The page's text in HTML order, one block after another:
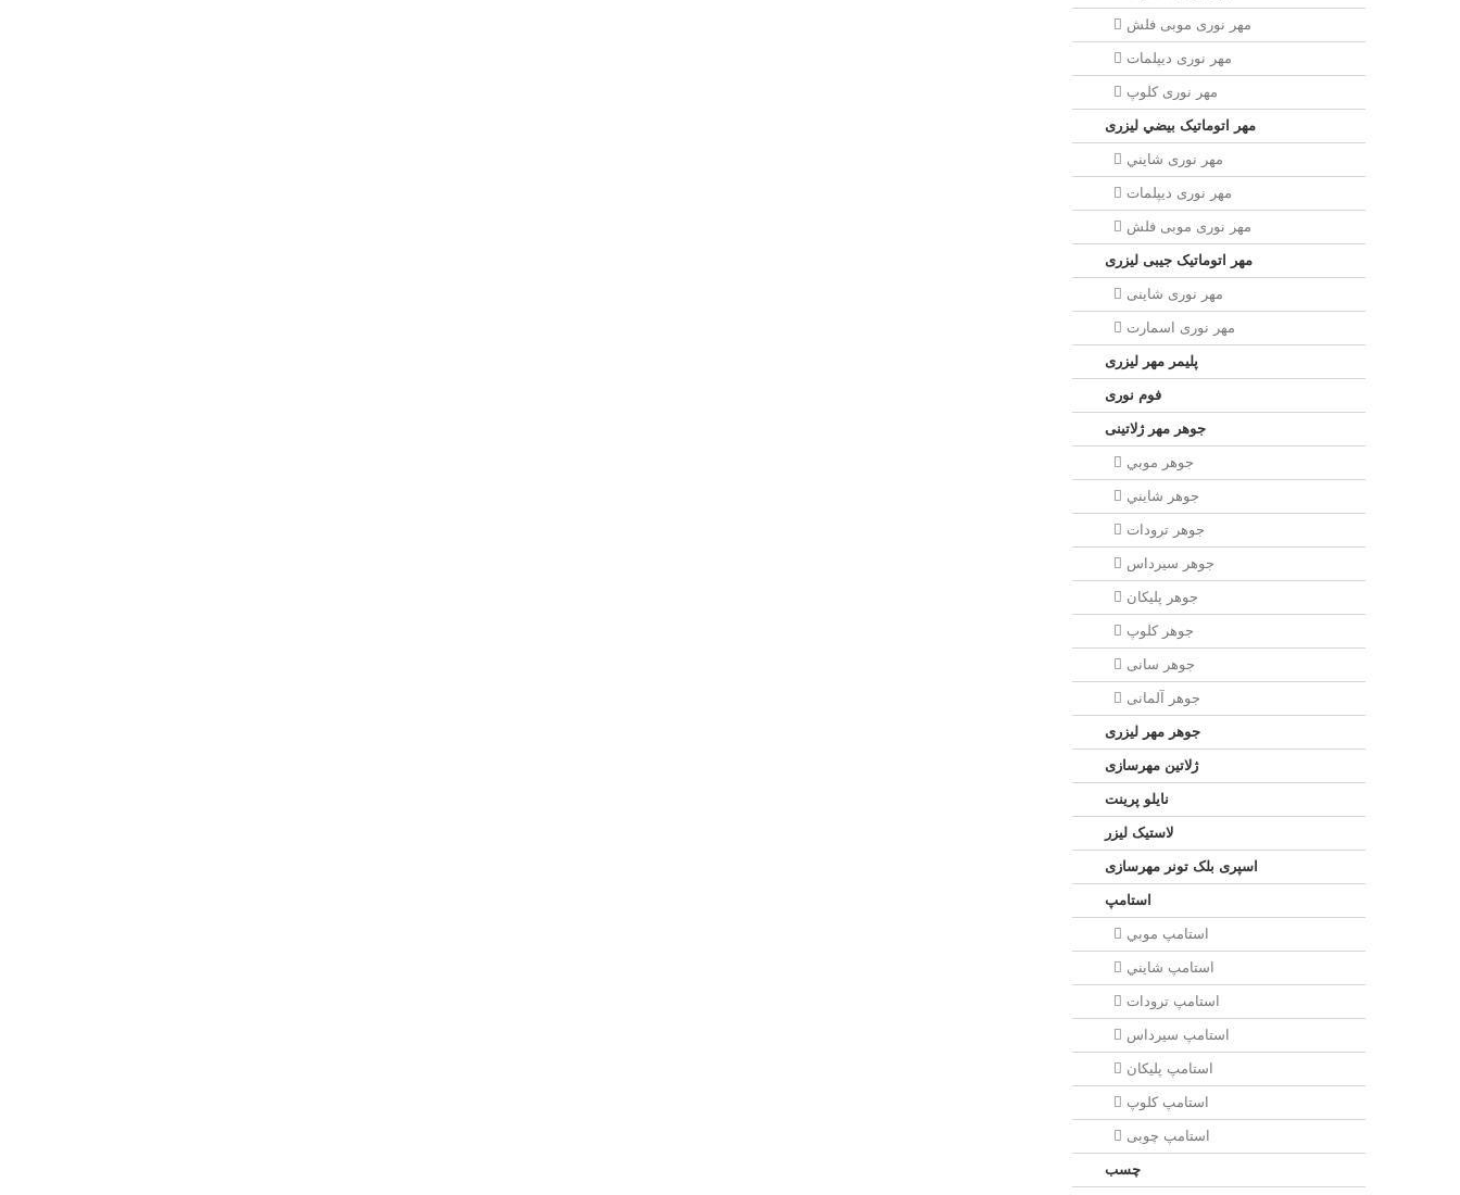
مهر نوری موبی فلش
مهر نوری دیپلمات
مهر نوری کلوپ
مهر اتوماتیک بيضي لیزری
مهر نوری شايني
مهر نوری دیپلمات
مهر نوری موبی فلش
مهر اتوماتیک جیبی لیزری
مهر نوری شاینی
مهر نوری اسمارت
پلیمر مهر لیزری
فوم نوری
جوهر مهر ژلاتینی
جوهر موبي
جوهر شايني
جوهر ترودات
جوهر سيرداس
جوهر پلیکان
جوهر کلوپ
جوهر سانی
جوهر آلمانی
جوهر مهر لیزری
ژلاتين مهرسازی
نایلو پرینت
لاستیک لیزر
اسپری بلک تونر مهرسازی
استامپ
استامپ موبي
استامپ شايني
استامپ ترودات
استامپ سيرداس
استامپ پلیکان
استامپ کلوپ
استامپ چوبی
چسب